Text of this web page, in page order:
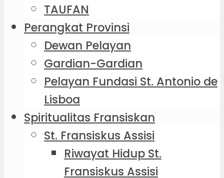
TAUFAN
Perangkat Provinsi
Dewan Pelayan
Gardian-Gardian
Pelayan Fundasi St. Antonio de
Lisboa
Spiritualitas Fransiskan
St. Fransiskus Assisi
Riwayat Hidup St.
Fransiskus Assisi